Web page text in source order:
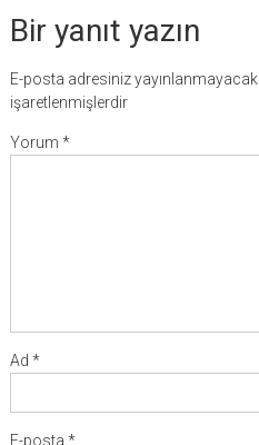
Bir yanıt yazın
E-posta adresiniz yayınlanmayacak.
işaretlenmişlerdir
Yorum *
Ad *
E-posta *